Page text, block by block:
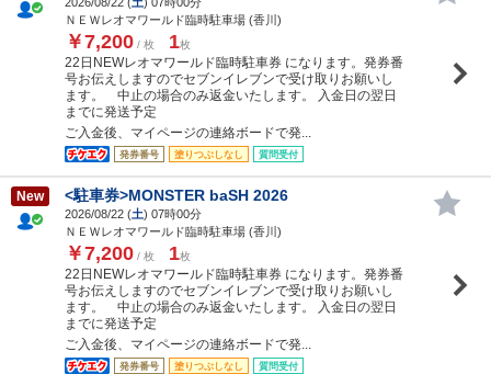
ＮＥＷレオマワールド臨時駐車場 (香川)
￥7,200 / 枚 1枚
22日NEWレオマワールド臨時駐車券 になります。発券番
号お伝えしますのでセブンイレブンで受け取りお願いし
ます。 中止の場合のみ返金いたします。 入金日の翌日
までに発送予定
ご入金後、マイページの連絡ボードで発...
発券番号 塗りつぶしなし 質問受付
New <駐車券>MONSTER baSH 2026
2026/08/22 (土) 07時00分
ＮＥＷレオマワールド臨時駐車場 (香川)
￥7,200 / 枚 1枚
22日NEWレオマワールド臨時駐車券 になります。発券番
号お伝えしますのでセブンイレブンで受け取りお願いし
ます。 中止の場合のみ返金いたします。 入金日の翌日
までに発送予定
ご入金後、マイページの連絡ボードで発...
発券番号 塗りつぶしなし 質問受付